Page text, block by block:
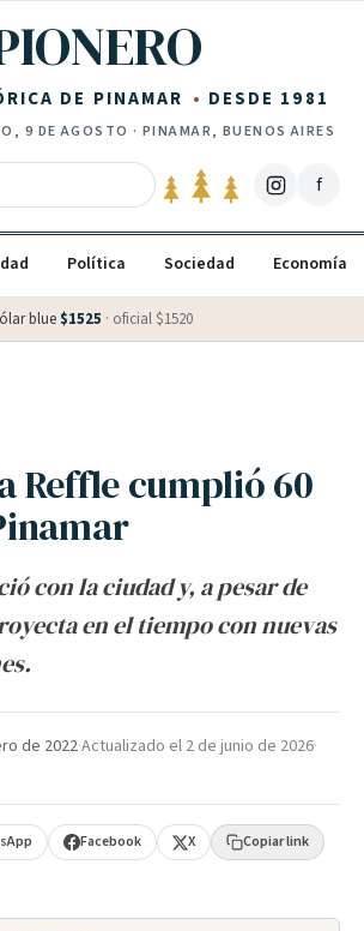
DE PINAMAR DESDE 1981
9 DE AGOSTO · PINAMAR, BUENOS AIRES
f
Política Sociedad Economía
blue $1525 · oficial $1520
Reffle cumplió 60
con la ciudad y, a pesar de
en el tiempo con nuevas
de 2022·Actualizado el 2 de junio de 2026·
Facebook X Copiar link